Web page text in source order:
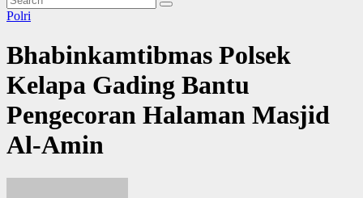
Polri
Bhabinkamtibmas Polsek
Kelapa Gading Bantu
Pengecoran Halaman Masjid
Al-Amin